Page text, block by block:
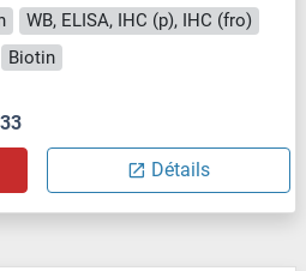
WB, ELISA, IHC (p), IHC (fro)
Biotin
Détails